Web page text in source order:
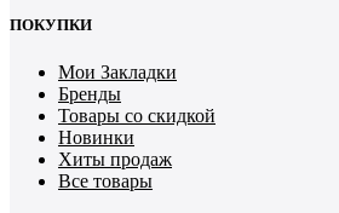
ПОКУПКИ
Мои Закладки
Бренды
Товары со скидкой
Новинки
Хиты продаж
Все товары